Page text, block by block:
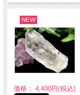
NEW
価格： 4,400円(税込)